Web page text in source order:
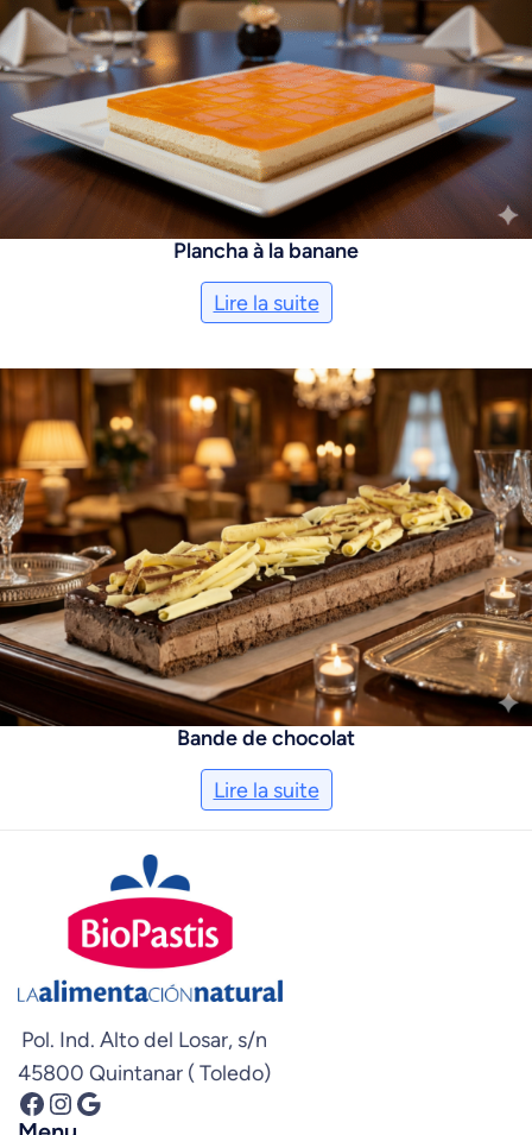
Plancha à la banane
Lire la suite
Bande de chocolat
Lire la suite
Pol. Ind. Alto del Losar, s/n
45800 Quintanar ( Toledo)
Facebook InstagramGoogle